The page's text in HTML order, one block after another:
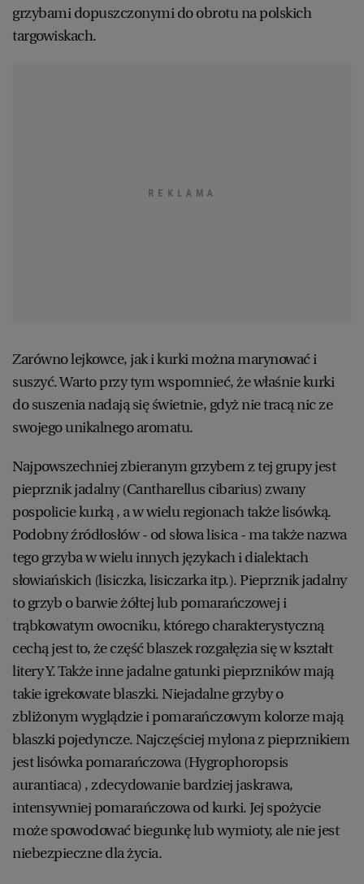
grzybami dopuszczonymi do obrotu na polskich
targowiskach.
Zarówno lejkowce, jak i kurki można marynować i
suszyć. Warto przy tym wspomnieć, że właśnie kurki
do suszenia nadają się świetnie, gdyż nie tracą nic ze
swojego unikalnego aromatu.
Najpowszechniej zbieranym grzybem z tej grupy jest
pieprznik jadalny (Cantharellus cibarius) zwany
pospolicie kurką , a w wielu regionach także lisówką.
Podobny źródłosłów - od słowa lisica - ma także nazwa
tego grzyba w wielu innych językach i dialektach
słowiańskich (lisiczka, lisiczarka itp.). Pieprznik jadalny
to grzyb o barwie żółtej lub pomarańczowej i
trąbkowatym owocniku, którego charakterystyczną
cechą jest to, że część blaszek rozgałęzia się w kształt
litery Y. Także inne jadalne gatunki pieprzników mają
takie igrekowate blaszki. Niejadalne grzyby o
zbliżonym wyglądzie i pomarańczowym kolorze mają
blaszki pojedyncze. Najczęściej mylona z pieprznikiem
jest lisówka pomarańczowa (Hygrophoropsis
aurantiaca) , zdecydowanie bardziej jaskrawa,
intensywniej pomarańczowa od kurki. Jej spożycie
może spowodować biegunkę lub wymioty, ale nie jest
niebezpieczne dla życia.